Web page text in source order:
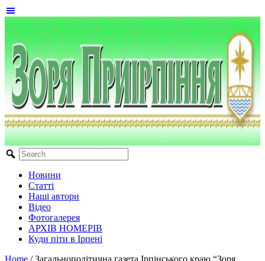
Новини
Статті
Наші автори
Відео
Фотогалерея
АРХІВ НОМЕРІВ
Куди піти в Ірпені
Home / Загальнополітична газета Ірпінського краю “Зоря